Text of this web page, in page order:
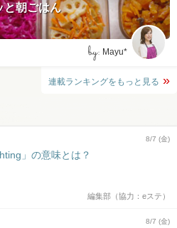
と朝ごはん
by: Mayu*
連載ランキングをもっと見る
8/7 (金)
」の意味とは？
編集部（協力：eステ）
8/7 (金)